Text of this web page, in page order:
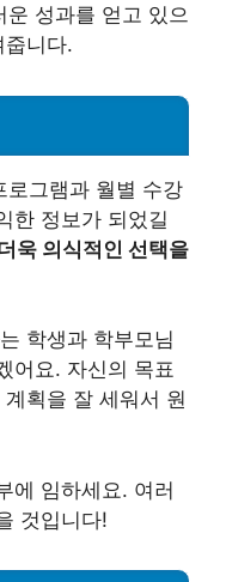
성과를 얻고 있으
니다.
로그램과 월별 수강
한 정보가 되었길
욱 의식적인 선택을
학생과 학부모님
어요. 자신의 목표
획을 잘 세워서 원
에 임하세요. 여러
것입니다!